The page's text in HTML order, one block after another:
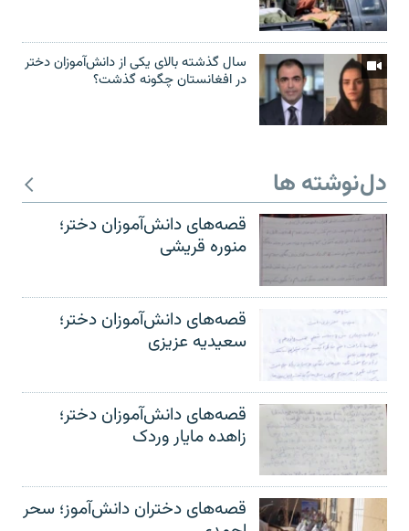
سال گذشته بالای یکی از دانش‌آموزان دختر
در افغانستان چگونه گذشت؟
دل‌نوشته ها
قصه‌های دانش‌آموزان دختر؛
منوره قریشی
قصه‌های دانش‌آموزان دختر؛
سعیدیه عزیزی
قصه‌های دانش‌آموزان دختر؛
زاهده مایار وردک
قصه‌های دختران دانش‌آموز؛ سحر